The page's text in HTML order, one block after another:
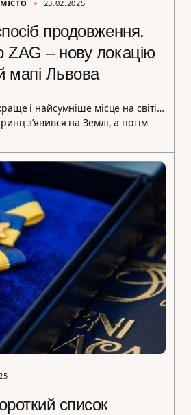
МІСТО 23.02.2025
продовження.
ZAG – нову локацію
мапі Львова
і найсумніше місце на світі…
з’явився на Землі, а потім
список